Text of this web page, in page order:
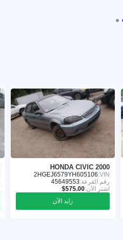
HONDA CIVIC 2000
VIN:
2HGEJ6579YH605106
رقم القرعة:45649553
اشترِ الآن:
زايد الآن